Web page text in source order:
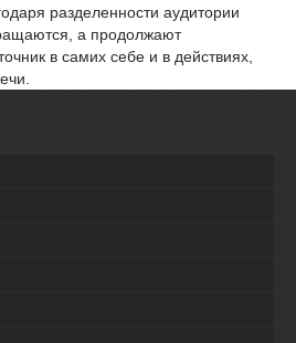
разделенности аудитории
а продолжают
в самих себе и в действиях,